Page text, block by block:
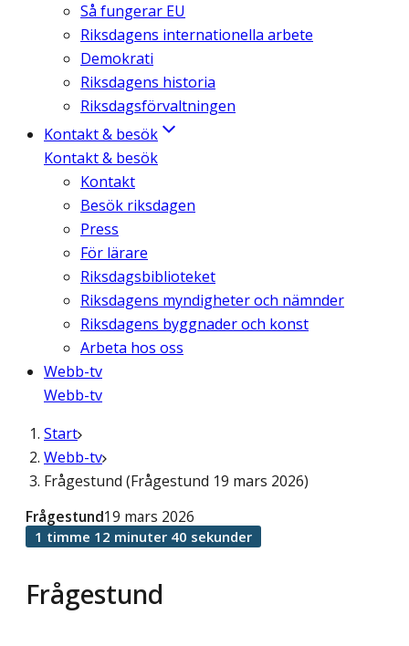
Så fungerar EU
Riksdagens internationella arbete
Demokrati
Riksdagens historia
Riksdagsförvaltningen
Kontakt & besök
Kontakt & besök
Kontakt
Besök riksdagen
Press
För lärare
Riksdagsbiblioteket
Riksdagens myndigheter och nämnder
Riksdagens byggnader och konst
Arbeta hos oss
Webb-tv
Webb-tv
Start
Webb-tv
Frågestund (Frågestund 19 mars 2026)
Frågestund
Frågestund19 mars 2026
1 timme 12 minuter 40 sekunder